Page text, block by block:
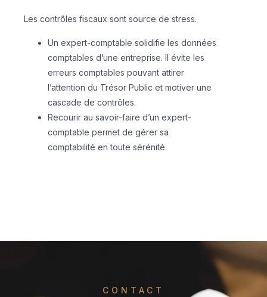
Les contrôles fiscaux sont source de stress.
Un expert-comptable solidifie les données
comptables d’une entreprise. Il évite les
erreurs comptables pouvant attirer
l’attention du Trésor Public et motiver une
cascade de contrôles.
Recourir au savoir-faire d’un expert-
comptable permet de gérer sa
comptabilité en toute sérénité.
CONTACT